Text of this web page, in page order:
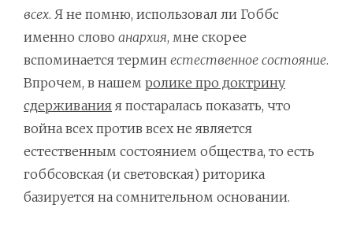
всех. Я не помню, использовал ли Гоббс
именно слово анархия, мне скорее
вспоминается термин естественное состояние.
Впрочем, в нашем ролике про доктрину
сдерживания я постаралась показать, что
война всех против всех не является
естественным состоянием общества, то есть
гоббсовская (и световская) риторика
базируется на сомнительном основании.